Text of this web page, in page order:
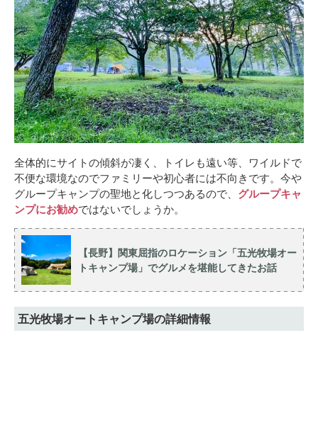
全体的にサイトの傾斜が凄く、トイレも遠い等、ワイルドで
不便な環境なのでファミリーや初心者には不向きです。今や
グループキャンプの聖地と化しつつあるので、 グループキャ
ンプにお勧めではないでしょうか。
【長野】関東屈指のロケーション「五光牧場オー
トキャンプ場」でグルメを堪能してきたお話
五光牧場オートキャンプ場の詳細情報